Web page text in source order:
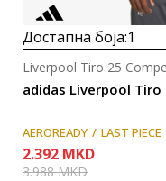
Достапна боја:1
adidas Liverpool
Liverpool Tiro 25
AEROREADY LAST PIECE
2.392 MKD
3.988MKD